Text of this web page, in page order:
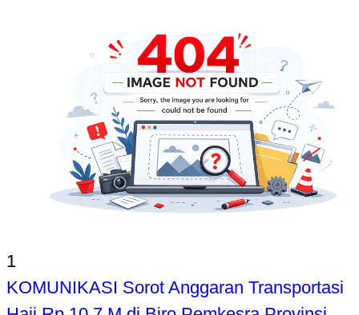
1
KOMUNIKASI Sorot Anggaran Transportasi